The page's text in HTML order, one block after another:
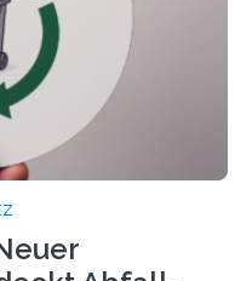
Oldenburg für
Euro. „Wir